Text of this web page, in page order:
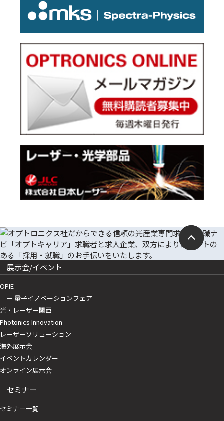
展示会/イベント
OPIE
ー 量子イノベーションフェア
光・レーザー関西
Photonics Innovation
レーザーソリューション
海外展示会
イベントカレンダー
オンライン展示会
セミナー
セミナー一覧